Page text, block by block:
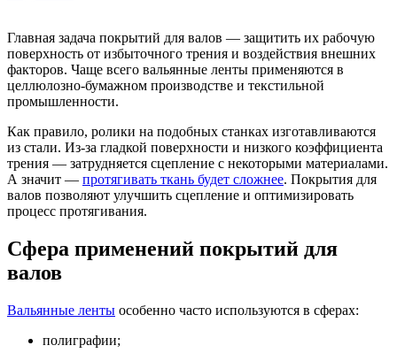
Главная задача покрытий для валов — защитить их рабочую
поверхность от избыточного трения и воздействия внешних
факторов. Чаще всего вальянные ленты применяются в
целлюлозно-бумажном производстве и текстильной
промышленности.
Как правило, ролики на подобных станках изготавливаются
из стали. Из-за гладкой поверхности и низкого коэффициента
трения — затрудняется сцепление с некоторыми материалами.
А значит — протягивать ткань будет сложнее. Покрытия для
валов позволяют улучшить сцепление и оптимизировать
процесс протягивания.
Сфера применений покрытий для
валов
Вальянные ленты особенно часто используются в сферах:
полиграфии;